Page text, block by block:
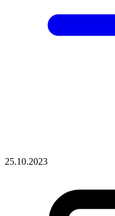
25.10.2023